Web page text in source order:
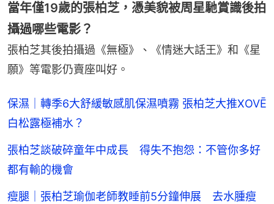
當年僅19歲的張柏芝，憑美貌被周星馳賞識後拍
攝過哪些電影？
張柏芝其後拍攝過《無極》、《情迷大話王》和《星
願》等電影仍賣座叫好。
保濕｜轉季6大舒緩敏感肌保濕噴霧 張柏芝大推XOVĒ
白松露極補水？
張柏芝談破碎童年中成長 得失不抱怨：不管你多好
都有輸的機會
瘦腿｜張柏芝瑜伽老師教睡前5分鐘伸展 去水腫瘦